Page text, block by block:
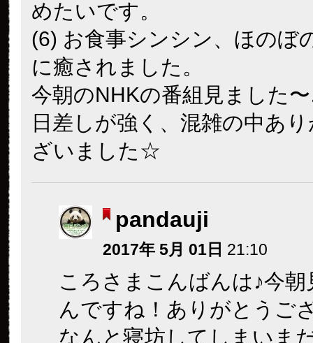
めたいです。
(6) お食事シンシン、ほのぼ
に癒されました。
今朝のNHKの番組見ました
日差しが強く、混雑の中あ
ざいました☆
pandauji
2017年 5月 01日 21:10
ころさまこんばんは♪今
んですね！ありがとうご
なんと寝坊してしまいま